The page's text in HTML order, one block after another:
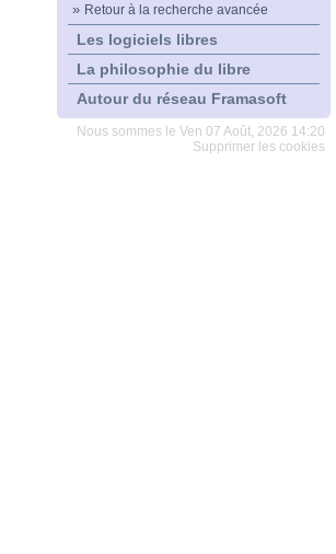
» Retour à la recherche avancée
Les logiciels libres
La philosophie du libre
Autour du réseau Framasoft
Nous sommes le Ven 07 Août, 2026 14:20
Supprimer les cookies